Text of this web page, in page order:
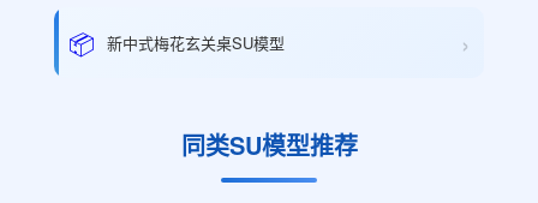
📦 新中式梅花玄关桌SU模型 ›
同类SU模型推荐